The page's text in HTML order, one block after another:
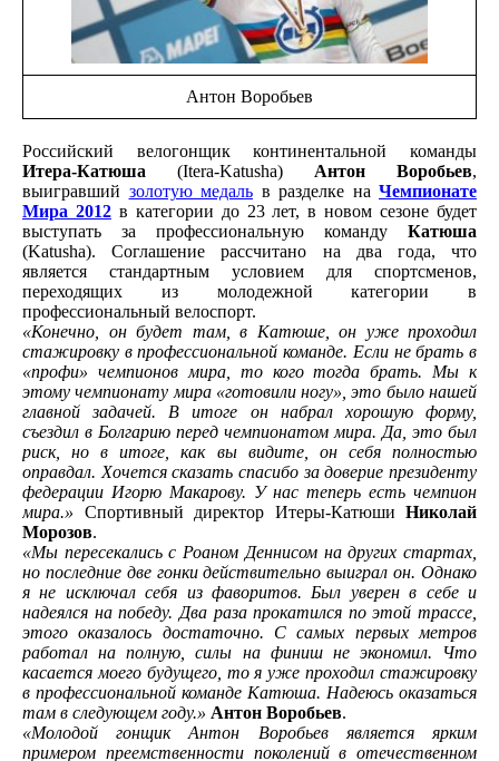
Антон Воробьев
Российский велогонщик континентальной команды
Итера-Катюша (Itera-Katusha) Антон Воробьев,
выигравший золотую медаль в разделке на Чемпионате
Мира 2012в категории до 23 лет, в новом сезоне будет
выступать за профессиональную команду Катюша
(Katusha). Соглашение рассчитано на два года, что
является стандартным условием для спортсменов,
переходящих из молодежной категории в
профессиональный велоспорт.
«Конечно, он будет там, в Катюше, он уже проходил
стажировку в профессиональной команде. Если не брать в
«профи» чемпионов мира, то кого тогда брать. Мы к
этому чемпионату мира «готовили ногу», это было нашей
главной задачей. В итоге он набрал хорошую форму,
съездил в Болгарию перед чемпионатом мира. Да, это был
риск, но в итоге, как вы видите, он себя полностью
оправдал. Хочется сказать спасибо за доверие президенту
федерации Игорю Макарову. У нас теперь есть чемпион
мира.» Спортивный директор Итеры-Катюши Николай
Морозов.
«Мы пересекались с Роаном Деннисом на других стартах,
но последние две гонки действительно выиграл он. Однако
я не исключал себя из фаворитов. Был уверен в себе и
надеялся на победу. Два раза прокатился по этой трассе,
этого оказалось достаточно. С самых первых метров
работал на полную, силы на финиш не экономил. Что
касается моего будущего, то я уже проходил стажировку
в профессиональной команде Катюша. Надеюсь оказаться
там в следующем году.» Антон Воробьев.
«Молодой гонщик Антон Воробьев является ярким
примером преемственности поколений в отечественном